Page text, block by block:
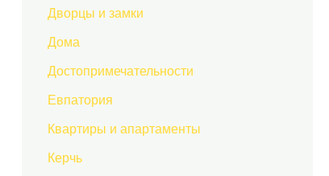
Дворцы и замки
Дома
Достопримечательности
Евпатория
Квартиры и апартаменты
Керчь